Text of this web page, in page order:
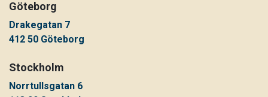
Göteborg
Drakegatan 7
412 50 Göteborg
Stockholm
Norrtullsgatan 6